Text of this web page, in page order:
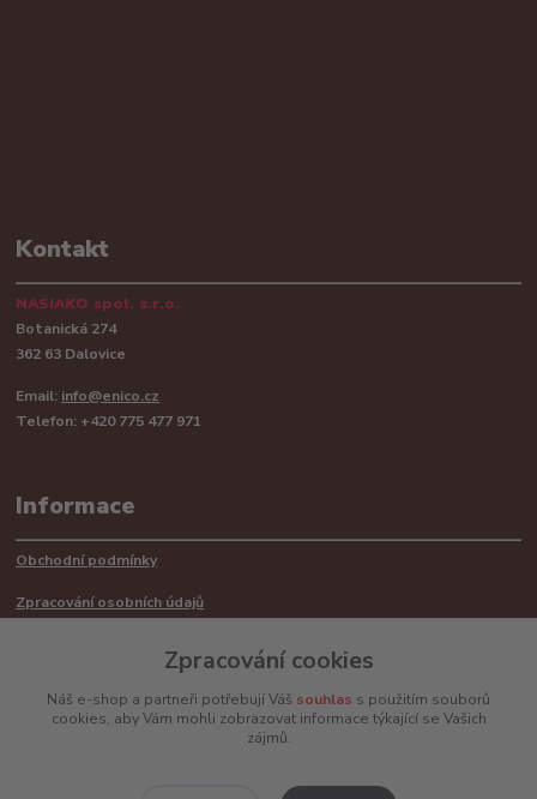
Kontakt
NASIAKO spol. s.r.o.
Botanická 274
362 63 Dalovice
Email: info@enico.cz
Telefon: +420 775 477 971
Informace
Obchodní podmínky
Zpracování osobních údajů
Mimosoudní řešení sporů ADR
Zpracování cookies
Náš e-shop a partneři potřebují Váš souhlas s použitím souborů
cookies, aby Vám mohli zobrazovat informace týkající se Vašich
zájmů.